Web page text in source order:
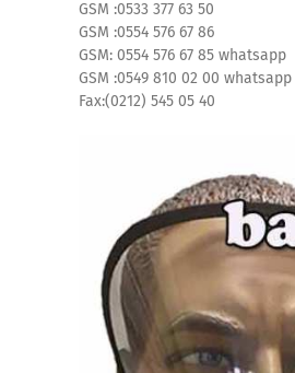
GSM :0533 377 63 50
GSM :0554 576 67 86
GSM: 0554 576 67 85 whatsapp
GSM :0549 810 02 00 whatsapp
Fax:(0212) 545 05 40